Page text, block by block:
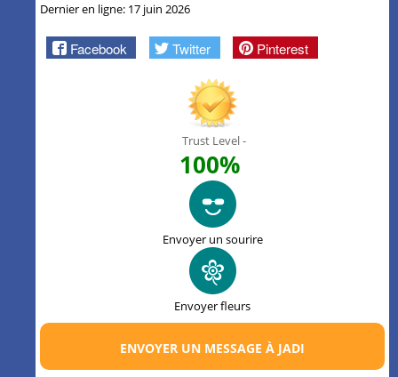
Dernier en ligne: 17 juin 2026
Facebook Twitter Pinterest
Trust Level -
100%
Envoyer un sourire
Envoyer fleurs
ENVOYER UN MESSAGE À JADI